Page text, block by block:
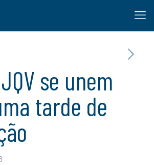
se unem
tarde de